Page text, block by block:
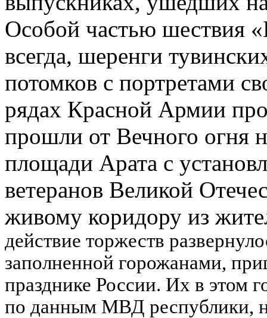
Особой частью шествия
всегда, шеренги
потомков с портретами
рядах Красной Армии
прошли от Вечного огня
площади Арата с
ветеранов Великой
живому коридору из
действие торжеств
заполненной горожанами,
празднике России. Их в этом
по данным МВД республики,